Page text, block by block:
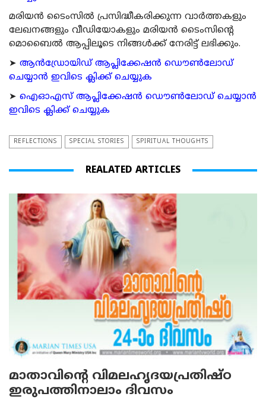
മരിയന്‍ ടൈംസില്‍ പ്രസിദ്ധീകരിക്കുന്ന വാര്‍ത്തകളും
ലേഖനങ്ങളും വീഡിയോകളും മരിയന്‍ ടൈംസിന്റെ
മൊബൈല്‍ ആപ്പിലൂടെ നിങ്ങള്‍ക്ക് നേരിട്ട് ലഭിക്കും.
➤ ആന്‍ഡ്രോയിഡ് ആപ്ലിക്കേഷന്‍ ഡൌണ്‍ലോഡ്
ചെയ്യാന്‍ ഇവിടെ ക്ലിക്ക് ചെയ്യുക
➤ ഐഓഎസ് ആപ്ലിക്കേഷന്‍ ഡൌണ്‍ലോഡ് ചെയ്യാന്‍
ഇവിടെ ക്ലിക്ക് ചെയ്യുക
REFLECTIONS SPECIAL STORIES SPIRITUAL THOUGHTS
REALATED ARTICLES
മാതാവിന്റെ വിമലഹൃദയപ്രതിഷ്ഠ
ഇരുപത്തിനാലാം ദിവസം